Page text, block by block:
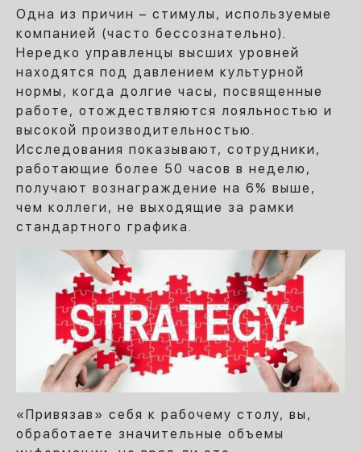
Одна из причин – стимулы, используемые
компанией (часто бессознательно).
Нередко управленцы высших уровней
находятся под давлением культурной
нормы, когда долгие часы, посвященные
работе, отождествляются лояльностью и
высокой производительностью.
Исследования показывают, сотрудники,
работающие более 50 часов в неделю,
получают вознаграждение на 6% выше,
чем коллеги, не выходящие за рамки
стандартного графика.
«Привязав» себя к рабочему столу, вы,
обработаете значительные объемы